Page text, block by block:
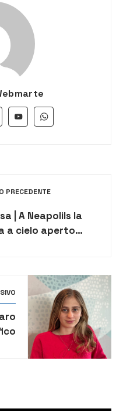
PRECEDENTE
| A Neapolils la
a cielo aperto